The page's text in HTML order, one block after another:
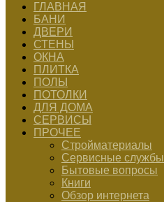
ГЛАВНАЯ
БАНИ
ДВЕРИ
СТЕНЫ
ОКНА
ПЛИТКА
ПОЛЫ
ПОТОЛКИ
ДЛЯ ДОМА
СЕРВИСЫ
ПРОЧЕЕ
Стройматериалы
Сервисные службы
Бытовые вопросы
Книги
Обзор интернета